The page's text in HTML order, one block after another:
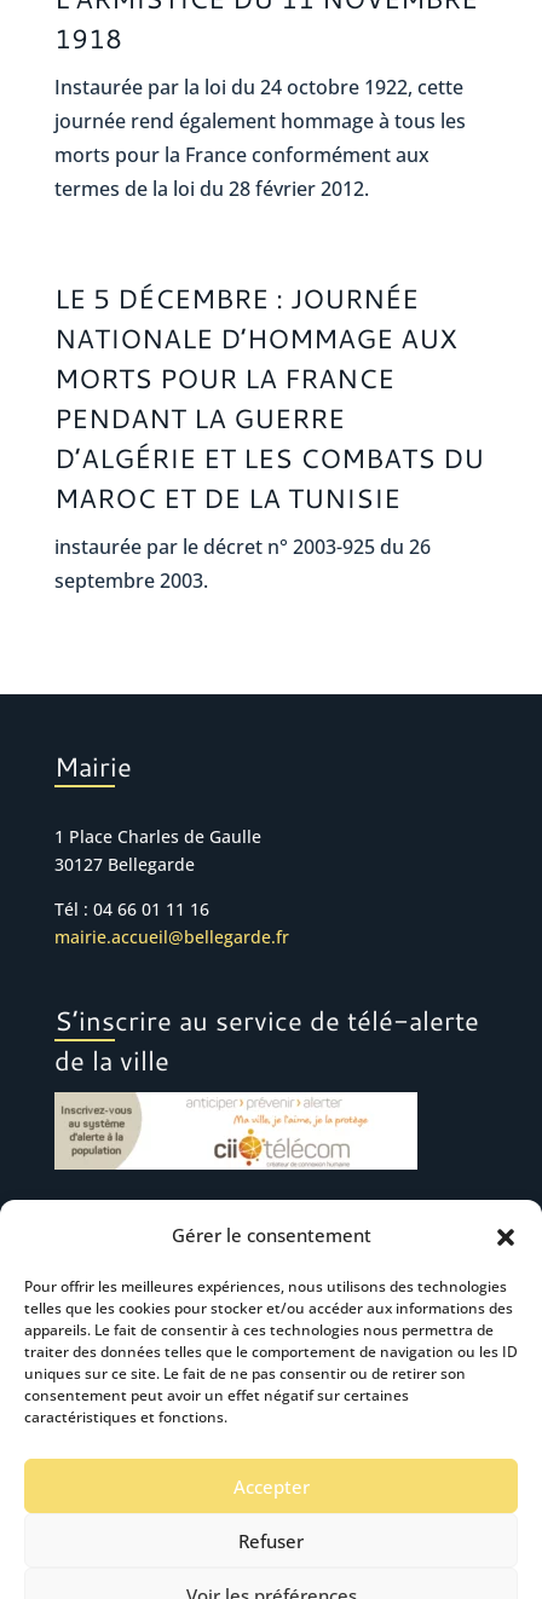
Gérer le consentement
Pour offrir les meilleures expériences, nous utilisons des technologies
telles que les cookies pour stocker et/ou accéder aux informations des
appareils. Le fait de consentir à ces technologies nous permettra de
traiter des données telles que le comportement de navigation ou les ID
uniques sur ce site. Le fait de ne pas consentir ou de retirer son
consentement peut avoir un effet négatif sur certaines
caractéristiques et fonctions.
Accepter
Refuser
1918
Instaurée par la loi du 24 octobre 1922, cette
journée rend également hommage à tous les
morts pour la France conformément aux
termes de la loi du 28 février 2012.
LE 5 DÉCEMBRE : JOURNÉE
NATIONALE D’HOMMAGE AUX
MORTS POUR LA FRANCE
PENDANT LA GUERRE
D’ALGÉRIE ET LES COMBATS DU
MAROC ET DE LA TUNISIE
instaurée par le décret n° 2003-925 du 26
septembre 2003.
Mairie
1 Place Charles de Gaulle
30127 Bellegarde
Tél : 04 66 01 11 16
mairie.accueil@bellegarde.fr
S’inscrire au service de télé-alerte
de la ville
Suivez-nous
S’abonner à la newsletter